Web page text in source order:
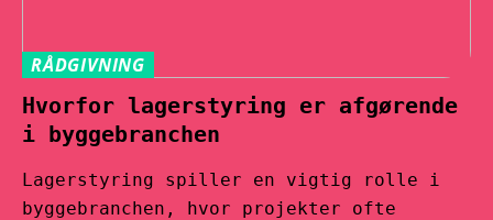
RÅDGIVNING
Hvorfor lagerstyring er afgørende
i byggebranchen
Lagerstyring spiller en vigtig rolle i
byggebranchen, hvor projekter ofte